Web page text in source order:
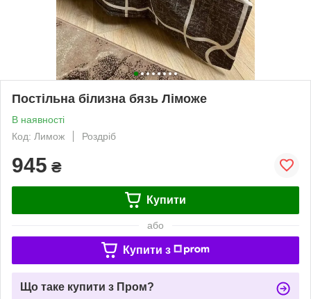
Постільна білизна бязь Ліможе
В наявності
Код: Лимож
Роздріб
945 ₴
Купити
або
Купити з
Що таке купити з Пром?